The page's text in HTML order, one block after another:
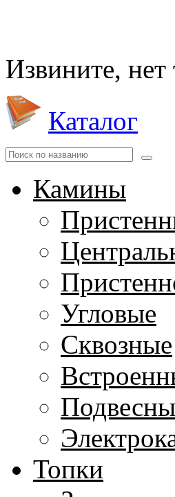
Извините,
Каталог
Камины
Угловые
Сквозные
Топки